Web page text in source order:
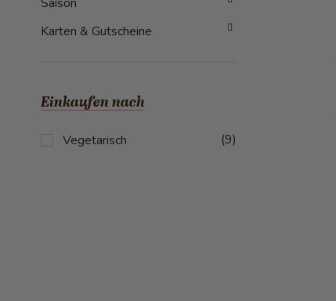
Einkaufen nach
Vegetarisch (9)
Karten & Gutscheine